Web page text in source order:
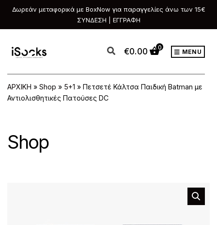
Δωρεάν μεταφορικά με BoxNow για παραγγελίες άνω των 15€
ΣΥΝΔΕΣΗ | ΕΓΓΡΑΦΗ
€0.00 0
MENU
ΑΡΧΙΚΗ » Shop » 5+1 » Πετσετέ Κάλτσα Παιδική Batman με
Αντιολισθητικές Πατούσες DC
Shop